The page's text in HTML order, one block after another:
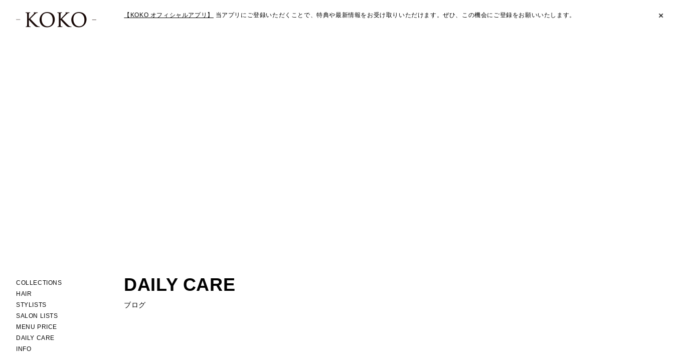
COLLECTIONS
HAIR
STYLISTS
SALON LISTS
MENU PRICE
DAILY CARE
INFO
【KOKO オフィシャルアプリ】 当アプリにご登録いただくことで、特典や最新情報をお受け取りいただけます。ぜひ、この機会にご登録をお願いいたします。
DAILY CARE
ブログ